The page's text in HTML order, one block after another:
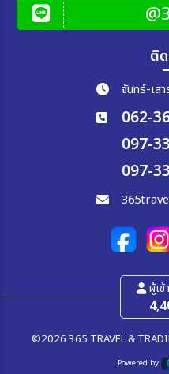
ติ
จันทร์-เส
062-
097-
097-
ผู้เข้
©2026 365 TRAVEL &
Powered by